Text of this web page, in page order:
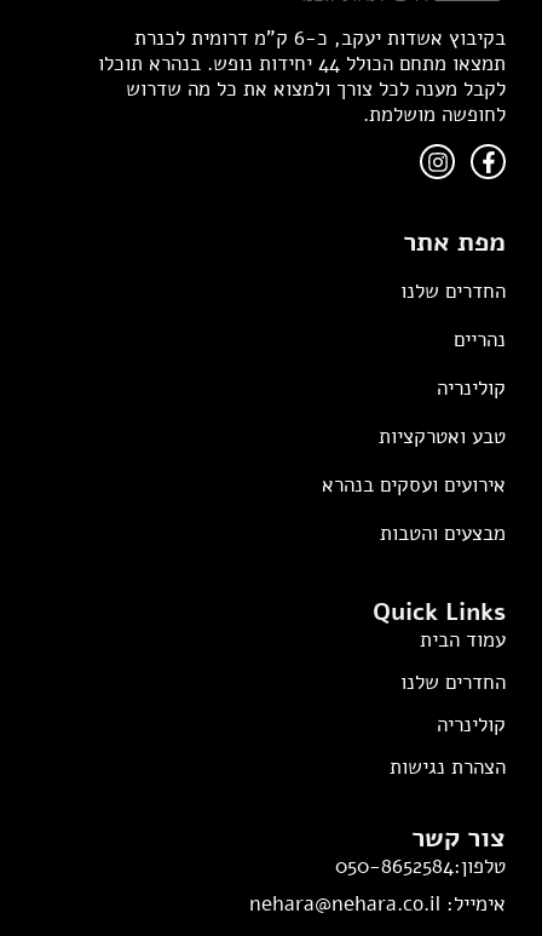
בקיבוץ אשדות יעקב, כ-6 ק"מ דרומית לכנרת
תמצאו מתחם הכולל 44 יחידות נופש. בנהרא תוכלו
לקבל מענה לכל צורך ולמצוא את כל מה שדרוש
לחופשה מושלמת.
מפת אתר
החדרים שלנו
נהריים
קולינריה
טבע ואטרקציות
אירועים ועסקים בנהרא
מבצעים והטבות
Quick Links
עמוד הבית
החדרים שלנו
קולינריה
הצהרת נגישות
צור קשר
טלפון:050-8652584
אימייל: nehara@nehara.co.il